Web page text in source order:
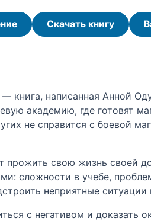
Скачать книгу
книга, написанная Анной
академию, где готовят
не справится с боевой
свою жизнь своей
сложности в учебе,
неприятные ситуации
с негативом и